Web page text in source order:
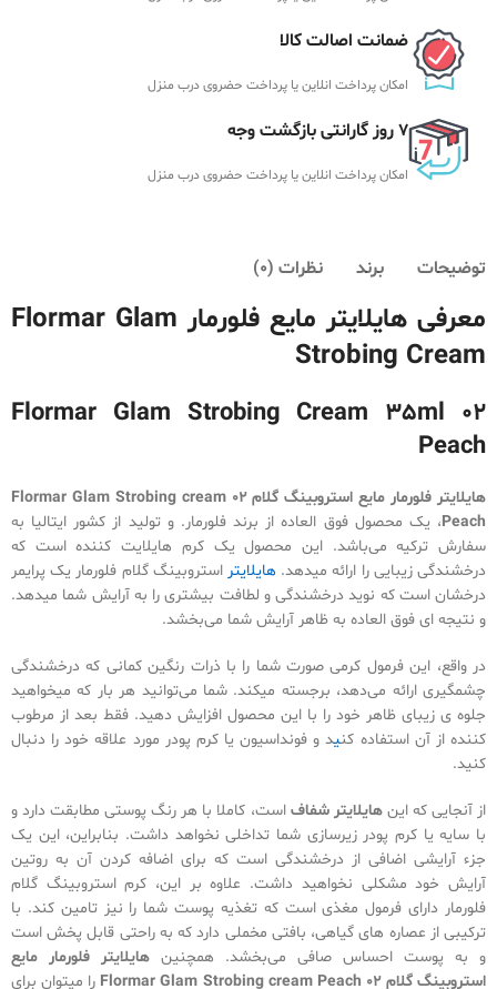
ضمانت اصالت کالا
امکان پرداخت انلاین یا پرداخت حضروی درب منزل
7 روز گارانتی بازگشت وجه
امکان پرداخت انلاین یا پرداخت حضروی درب منزل
توضیحات برند نظرات (0)
معرفی هایلایتر مایع فلورمار Flormar Glam
Strobing Cream
Flormar Glam Strobing Cream 35ml 02
Peach
هایلایتر فلورمار مایع استروبینگ گلام 02 Flormar Glam Strobing cream
Peach، یک محصول فوق العاده از برند فلورمار. و تولید از کشور ایتالیا به
سفارش ترکیه می‌باشد. این محصول یک کرم هایلایت کننده است که
درخشندگی زیبایی را ارائه میدهد. هایلایتر استروبینگ گلام فلورمار یک پرایمر
درخشان است که نوید درخشندگی و لطافت بیشتری را به آرایش شما میدهد.
و نتیجه ای فوق العاده به ظاهر آرایش شما می‌بخشد.
در واقع، این فرمول کرمی صورت شما را با ذرات رنگین کمانی که درخشندگی
چشمگیری ارائه می‌دهد، برجسته میکند. شما می‌توانید هر بار که میخواهید
جلوه ی زیبای ظاهر خود را با این محصول افزایش دهید. فقط بعد از مرطوب
کننده از آن استفاده کنید و فونداسیون یا کرم پودر مورد علاقه خود را دنبال
کنید.
از آنجایی که این هایلایتر شفاف است، کاملا با هر رنگ پوستی مطابقت دارد و
با سایه یا کرم پودر زیرسازی شما تداخلی نخواهد داشت. بنابراین، این یک
جزء آرایشی اضافی از درخشندگی است که برای اضافه کردن آن به روتین
آرایش خود مشکلی نخواهید داشت. علاوه بر این، کرم استروبینگ گلام
فلورمار دارای فرمول مغذی است که تغذیه پوست شما را نیز تامین کند. با
ترکیبی از عصاره های گیاهی، بافتی مخملی دارد که به راحتی قابل پخش است
و به پوست احساس صافی می‌بخشد. همچنین هایلایتر فلورمار مایع
استروبینگ گلام 02 Flormar Glam Strobing cream Peach
را میتوان برای